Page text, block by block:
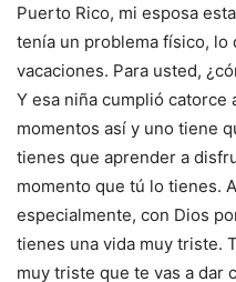
Puerto Rico, mi esposa
tenía un problema físico, lo
vacaciones. Para usted,
Y esa niña cumplió catorce
momentos así y uno tiene
tienes que aprender a
momento que tú lo tienes.
especialmente, con Dios
tienes una vida muy triste.
muy triste que te vas a dar